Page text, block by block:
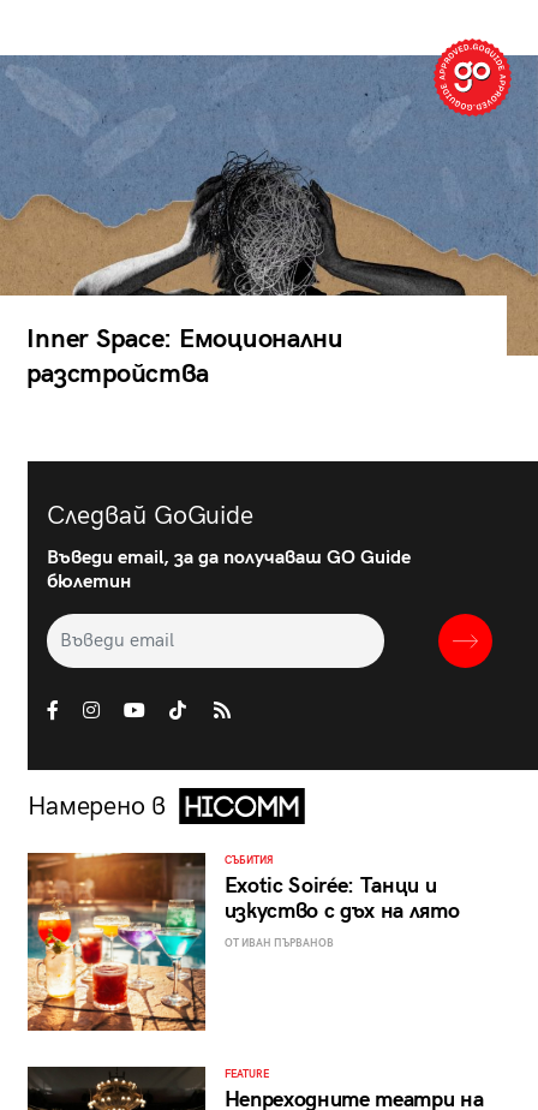
Inner Space: Емоционални
разстройства
Следвай GoGuide
Въведи email, за да получаваш GO Guide
бюлетин
Намерено в
СЪБИТИЯ
Exotic Soirée: Танци и
изкуство с дъх на лято
ОТ ИВАН ПЪРВАНОВ
FEATURE
Непреходните театри на